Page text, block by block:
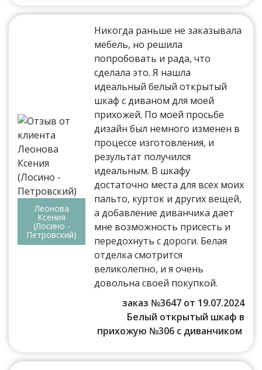
Леонова
Ксения
(Лосино -
Петровский)
Никогда раньше не заказывала
мебель, но решила
попробовать и рада, что
сделала это. Я нашла
идеальный белый открытый
шкаф с диваном для моей
прихожей. По моей просьбе
дизайн был немного изменен в
процессе изготовления, и
результат получился
идеальным. В шкафу
достаточно места для всех моих
пальто, курток и других вещей,
а добавление диванчика дает
мне возможность присесть и
передохнуть с дороги. Белая
отделка смотрится
великолепно, и я очень
довольна своей покупкой.
заказ №3647 от 19.07.2024
Белый открытый шкаф в
прихожую №306 с диванчиком